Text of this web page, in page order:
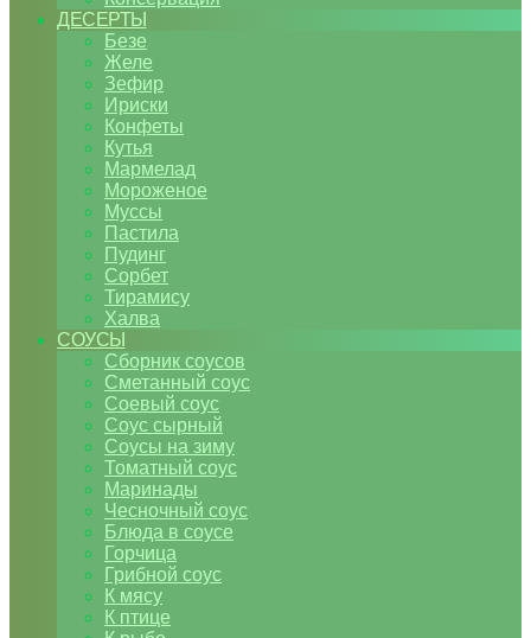
ДЕСЕРТЫ
Безе
Желе
Зефир
Ириски
Конфеты
Кутья
Мармелад
Мороженое
Муссы
Пастила
Пудинг
Сорбет
Тирамису
Халва
СОУСЫ
Сборник соусов
Сметанный соус
Соевый соус
Соус сырный
Соусы на зиму
Томатный соус
Маринады
Чесночный соус
Блюда в соусе
Горчица
Грибной соус
К мясу
К птице